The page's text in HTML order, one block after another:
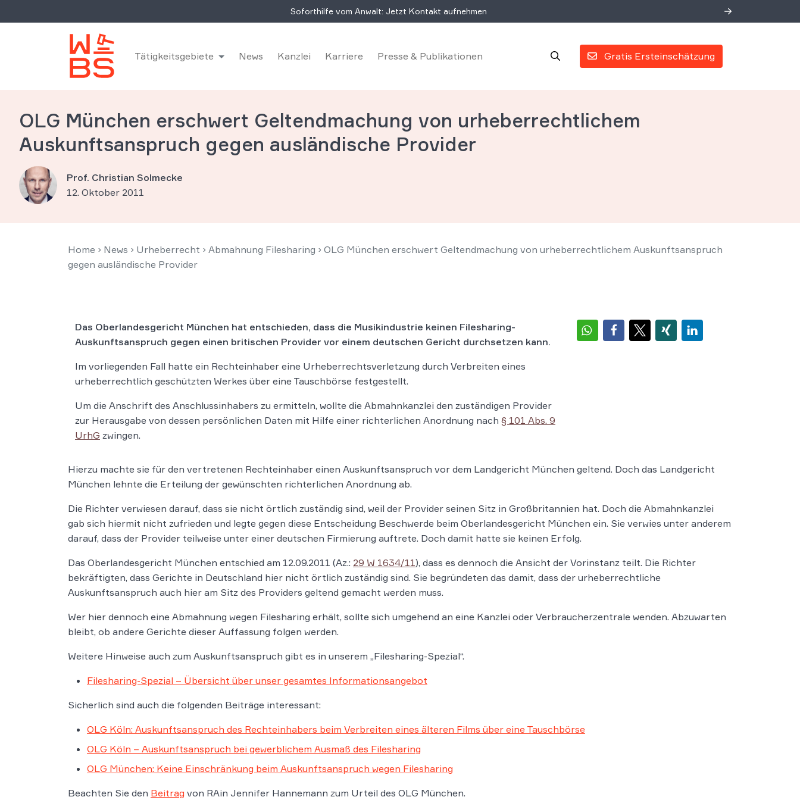
Soforthilfe vom Anwalt: Jetzt Kontakt aufnehmen
Gratis Ersteinschätzung
Tätigkeitsgebiete News Kanzlei Karriere Presse & Publikationen
OLG München erschwert Geltendmachung von urheberrechtlichem
Auskunftsanspruch gegen ausländische Provider
Prof. Christian Solmecke
12. Oktober 2011
Home › News › Urheberrecht › Abmahnung Filesharing › OLG München erschwert Geltendmachung von urheberrechtlichem Auskunftsanspruch
gegen ausländische Provider
Das Oberlandesgericht München hat entschieden, dass die Musikindustrie keinen Filesharing-
Auskunftsanspruch gegen einen britischen Provider vor einem deutschen Gericht durchsetzen kann.
Im vorliegenden Fall hatte ein Rechteinhaber eine Urheberrechtsverletzung durch Verbreiten eines
urheberrechtlich geschützten Werkes über eine Tauschbörse festgestellt.
Um die Anschrift des Anschlussinhabers zu ermitteln, wollte die Abmahnkanzlei den zuständigen Provider
zur Herausgabe von dessen persönlichen Daten mit Hilfe einer richterlichen Anordnung nach § 101 Abs. 9
UrhG zwingen.
Hierzu machte sie für den vertretenen Rechteinhaber einen Auskunftsanspruch vor dem Landgericht München geltend. Doch das Landgericht
München lehnte die Erteilung der gewünschten richterlichen Anordnung ab.
Die Richter verwiesen darauf, dass sie nicht örtlich zuständig sind, weil der Provider seinen Sitz in Großbritannien hat. Doch die Abmahnkanzlei
gab sich hiermit nicht zufrieden und legte gegen diese Entscheidung Beschwerde beim Oberlandesgericht München ein. Sie verwies unter anderem
darauf, dass der Provider teilweise unter einer deutschen Firmierung auftrete. Doch damit hatte sie keinen Erfolg.
Das Oberlandesgericht München entschied am 12.09.2011 (Az.: 29 W 1634/11), dass es dennoch die Ansicht der Vorinstanz teilt. Die Richter
bekräftigten, dass Gerichte in Deutschland hier nicht örtlich zuständig sind. Sie begründeten das damit, dass der urheberrechtliche
Auskunftsanspruch auch hier am Sitz des Providers geltend gemacht werden muss.
Wer hier dennoch eine Abmahnung wegen Filesharing erhält, sollte sich umgehend an eine Kanzlei oder Verbraucherzentrale wenden. Abzuwarten
bleibt, ob andere Gerichte dieser Auffassung folgen werden.
Weitere Hinweise auch zum Auskunftsanspruch gibt es in unserem „Filesharing-Spezial“.
Filesharing-Spezial – Übersicht über unser gesamtes Informationsangebot
Sicherlich sind auch die folgenden Beiträge interessant:
OLG Köln: Auskunftsanspruch des Rechteinhabers beim Verbreiten eines älteren Films über eine Tauschbörse
OLG Köln – Auskunftsanspruch bei gewerblichem Ausmaß des Filesharing
OLG München: Keine Einschränkung beim Auskunftsanspruch wegen Filesharing
Beachten Sie den Beitrag von RAin Jennifer Hannemann zum Urteil des OLG München.